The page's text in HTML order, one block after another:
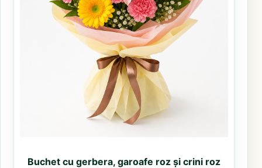
Buchet cu gerbera, garoafe roz și crini roz